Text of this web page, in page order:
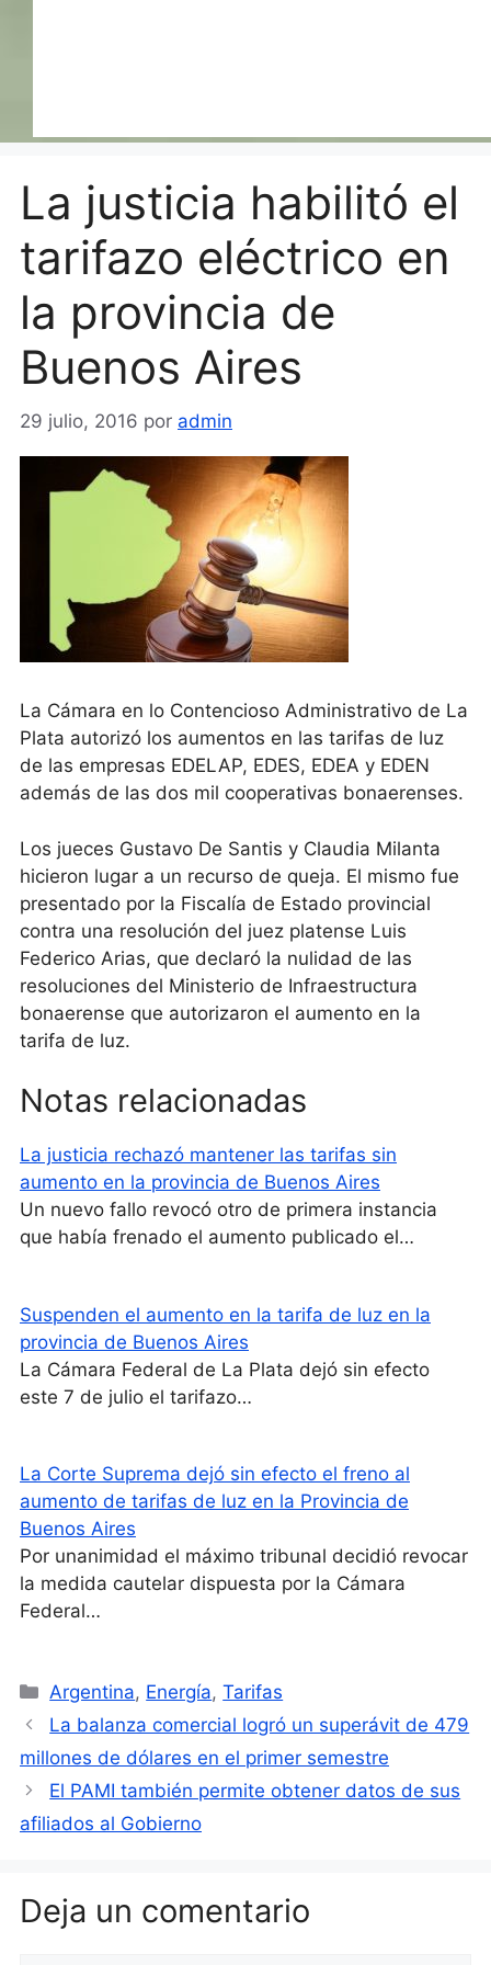
La justicia habilitó el
tarifazo eléctrico en
la provincia de
Buenos Aires
29 julio, 2016 por admin
La Cámara en lo Contencioso Administrativo de La
Plata autorizó los aumentos en las tarifas de luz
de las empresas EDELAP, EDES, EDEA y EDEN
además de las dos mil cooperativas bonaerenses.
Los jueces Gustavo De Santis y Claudia Milanta
hicieron lugar a un recurso de queja. El mismo fue
presentado por la Fiscalía de Estado provincial
contra una resolución del juez platense Luis
Federico Arias, que declaró la nulidad de las
resoluciones del Ministerio de Infraestructura
bonaerense que autorizaron el aumento en la
tarifa de luz.
Notas relacionadas
La justicia rechazó mantener las tarifas sin
aumento en la provincia de Buenos Aires
Un nuevo fallo revocó otro de primera instancia
que había frenado el aumento publicado el…
Suspenden el aumento en la tarifa de luz en la
provincia de Buenos Aires
La Cámara Federal de La Plata dejó sin efecto
este 7 de julio el tarifazo…
La Corte Suprema dejó sin efecto el freno al
aumento de tarifas de luz en la Provincia de
Buenos Aires
Por unanimidad el máximo tribunal decidió revocar
la medida cautelar dispuesta por la Cámara
Federal…
Categorías
Argentina, Energía,Tarifas
La balanza comercial logró un superávit de 479
millones de dólares en el primer semestre
El PAMI también permite obtener datos de sus
afiliados al Gobierno
Deja un comentario